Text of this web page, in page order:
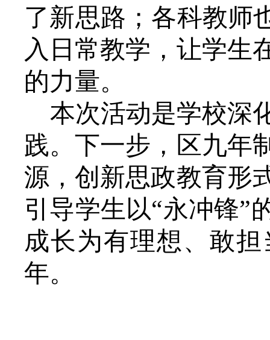
了新思路；各科教师
入日常教学，让学生
的力量。
本次活动是学校深
践。下一步，区九年
源，创新思政教育形
引导学生以“永冲锋”
成长为有理想、敢
年。